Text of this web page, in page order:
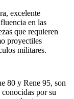
excelente
en las
que requieren
proyectiles
militares.
80 y Rene 95, son
por su